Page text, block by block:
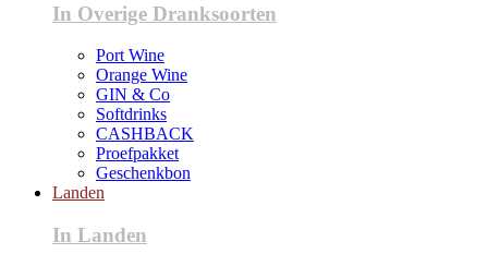
In Overige Dranksoorten
Port Wine
Orange Wine
GIN & Co
Softdrinks
CASHBACK
Proefpakket
Geschenkbon
Landen
In Landen